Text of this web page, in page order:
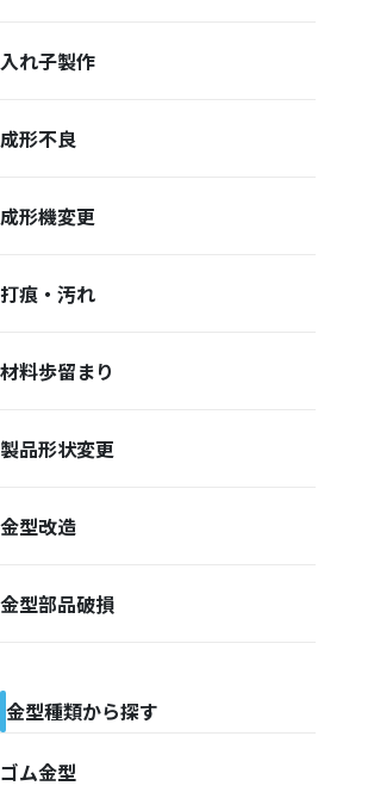
入れ子製作
成形不良
成形機変更
打痕・汚れ
材料歩留まり
製品形状変更
金型改造
金型部品破損
金型種類から探す
ゴム金型